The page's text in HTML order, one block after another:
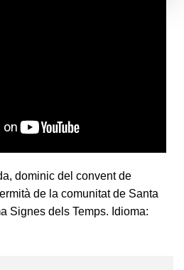
dominic del convent de
de la comunitat de Santa
Signes dels Temps. Idioma: